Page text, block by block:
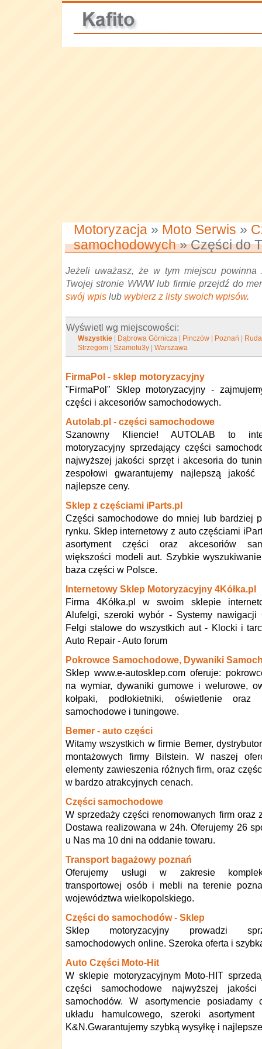
Motoryzacja » Moto Serwis »
samochodowych» Części do
Jeżeli uważasz, że w tym miejscu powinna
Twojej stronie WWW lub firmie przejdź do
swój wpis lub wybierz z listy swoich wpisów.
Wyświetl wg miejscowości:
Wszystkie Dąbrowa Górnicza Pinczów Poznań
Strzegom |Szamotu3y |Warszawa
FirmaPol - sklep motoryzacyjny
"FirmaPol" Sklep motoryzacyjny -
części i akcesoriów samochodowych.
Autolab.pl - części samochodowe
Szanowny Kliencie! AUTOLAB to
motoryzacyjny sprzedający części
najwyższej jakości sprzęt i akcesoria do
zespołowi gwarantujemy najlepszą
najlepsze ceny.
Sklep z częściami iParts.pl
Części samochodowe do mniej lub bardziej
rynku. Sklep internetowy z auto częściami
asortyment części oraz akcesoriów
większości modeli aut. Szybkie
baza części w Polsce.
Internetowy Sklep Motoryzacyjny 4Kółka.pl
Firma 4Kółka.pl w swoim sklepie
Alufelgi, szeroki wybór - Systemy nawigacji
Felgi stalowe do wszystkich aut - Klocki i
Auto Repair - Auto forum
Pokrowce Samochodowe, Dywaniki
Sklep www.e-autosklep.com oferuje:
na wymiar, dywaniki gumowe i welurowe,
kołpaki, podłokietniki, oświetlenie oraz
samochodowe i tuningowe.
Bemer - auto części
Witamy wszystkich w firmie Bemer,
montażowych firmy Bilstein. W naszej
elementy zawieszenia różnych firm, oraz
w bardzo atrakcyjnych cenach.
Części samochodowe
W sprzedaży części renomowanych firm oraz
Dostawa realizowana w 24h. Oferujemy 26
u Nas ma 10 dni na oddanie towaru.
Transport bagażowy poznań
Oferujemy usługi w zakresie
transportowej osób i mebli na terenie
województwa wielkopolskiego.
Części do samochodów - Sklep
Sklep motoryzacyjny prowadzi
samochodowych online. Szeroka oferta i
Auto Części Moto-Hit
W sklepie motoryzacyjnym Moto-HIT
części samochodowe najwyższej
samochodów. W asortymencie posiadamy
układu hamulcowego, szeroki
K&N.Gwarantujemy szybką wysyłkę i